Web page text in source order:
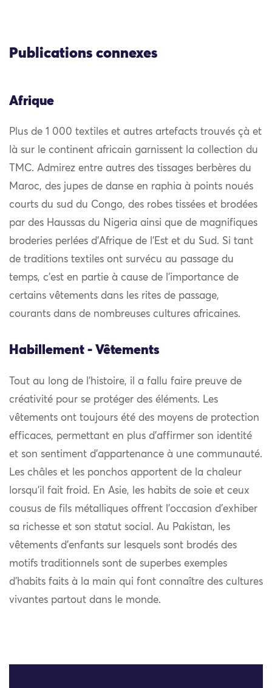
Publications connexes
Afrique
Plus de 1 000 textiles et autres artefacts trouvés çà et
là sur le continent africain garnissent la collection du
TMC. Admirez entre autres des tissages berbères du
Maroc, des jupes de danse en raphia à points noués
courts du sud du Congo, des robes tissées et brodées
par des Haussas du Nigeria ainsi que de magnifiques
broderies perlées d’Afrique de l’Est et du Sud. Si tant
de traditions textiles ont survécu au passage du
temps, c’est en partie à cause de l’importance de
certains vêtements dans les rites de passage,
courants dans de nombreuses cultures africaines.
Habillement - Vêtements
Tout au long de l’histoire, il a fallu faire preuve de
créativité pour se protéger des éléments. Les
vêtements ont toujours été des moyens de protection
efficaces, permettant en plus d’affirmer son identité
et son sentiment d’appartenance à une communauté.
Les châles et les ponchos apportent de la chaleur
lorsqu’il fait froid. En Asie, les habits de soie et ceux
cousus de fils métalliques offrent l’occasion d’exhiber
sa richesse et son statut social. Au Pakistan, les
vêtements d’enfants sur lesquels sont brodés des
motifs traditionnels sont de superbes exemples
d’habits faits à la main qui font connaître des cultures
vivantes partout dans le monde.